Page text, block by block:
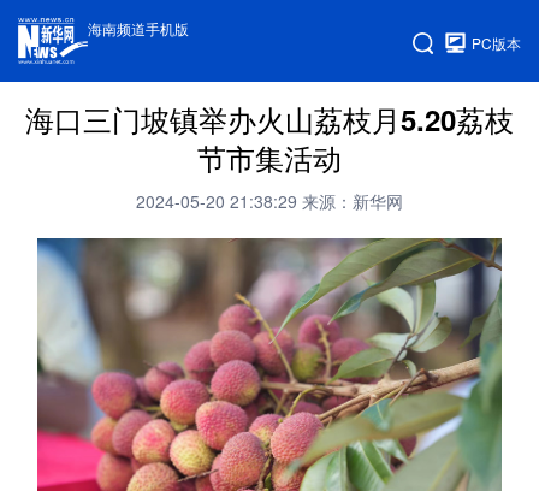
海南频道手机版
PC版本
海口三门坡镇举办火山荔枝月5.20荔枝
节市集活动
2024-05-20 21:38:29 来源：新华网